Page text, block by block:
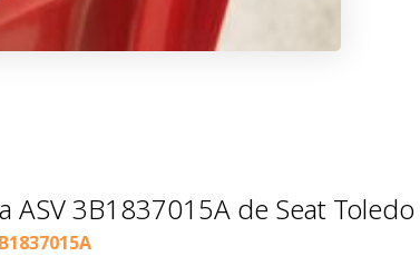
ASV 3B1837015A de Seat